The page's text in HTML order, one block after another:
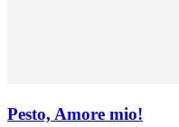
Pesto, Amore mio!